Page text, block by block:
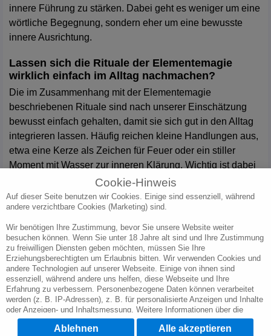
innere Führung zu stärken. Dabei geht es weniger um eine
wörtliche Begegnung, sondern eher um eine bewusste
innere Ausrichtung.
Lassen sich die Rituale der Elementemagie
wirklich einfach im Alltag nachmachen?
Die im Zusammenhang mit der Elementemagie
beschriebenen Rituale sind nach unserer Einschätzung
bewusst einfach gehalten, damit sie sich gut in den Alltag
integrieren lassen. Häufig reichen kleine Handlungen aus,
etwa eine Kerze als Zeichen für Feuer oder ein stiller
Moment mit Wasser zur inneren Klärung. Wichtig ist dabei
weniger der äußere Ablauf als die bewusste
Aufmerksamkeit, mit der du das Ritual ausführst. So kann
Elementemagie als sanfte Praxis verstanden werden, die
ohne großen Aufwand Raum für Selbstreflexion und innere
Ordnung schafft.
Cookie-Hinweis
Auf dieser Seite benutzen wir Cookies. Einige sind essenziell, während
andere verzichtbare Cookies (Marketing) sind.
Wir benötigen Ihre Zustimmung, bevor Sie unsere Website weiter
besuchen können. Wenn Sie unter 18 Jahre alt sind und Ihre Zustimmung
zu freiwilligen Diensten geben möchten, müssen Sie Ihre
Erziehungsberechtigten um Erlaubnis bitten. Wir verwenden Cookies und
andere Technologien auf unserer Webseite. Einige von ihnen sind
essenziell, während andere uns helfen, diese Webseite und Ihre
Erfahrung zu verbessern. Personenbezogene Daten können verarbeitet
werden (z. B. IP-Adressen), z. B. für personalisierte Anzeigen und Inhalte
oder Anzeigen- und Inhaltsmessung. Weitere Informationen über die
Verwendung Ihrer Daten finden Sie in unserer Datenschutzerklärung. Sie
können Ihre Auswahl jederzeit unter
Cookie-Einstellungenwiderrufen oder
Ablehnen Alle akzeptieren